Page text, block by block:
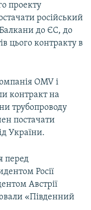
проекту
російський
до ЄС, до
цього контракту в
OMV і
контракт на
трубопроводу
постачати
України.
перед
Росії
Австрії
«Південний